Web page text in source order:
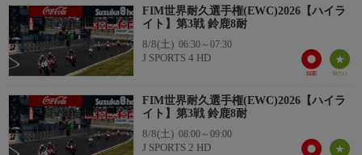
中でも世界選手権に投入されているのは、メーカーのフラッグシ
ップとなるスーパーバイク。スーパーバイク世界選手権で活躍し
ているのと同じマシンが、し烈な耐久レースを繰り広げる。
日本最大ともいえる二輪レースである“鈴鹿8時間耐久ロードレー
間耐久ロードレース”などがシリーズにラインナップされてい
る。
FIM世界耐久選手権(EWC)2026【ハイラ
イト】第3戦 鈴鹿8耐
8/8(土) 06:30～07:30
J SPORTS 4 HD
FIM世界耐久選手権(EWC)2026【ハイラ
イト】第3戦 鈴鹿8耐
8/8(土) 08:00～09:00
J SPORTS 2 HD